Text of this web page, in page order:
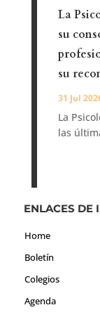
La
su
su
31 Jul
La
las
ENLACES DE
Home
Boletín
Colegios
Agenda